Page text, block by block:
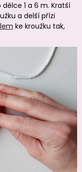
1 a 6 m. Kratší
a delší přízi
m ke kroužku tak,